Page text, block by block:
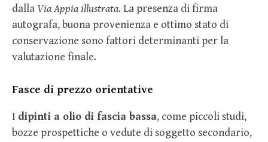
dalla Via Appia illustrata. La presenza di firma
autografa, buona provenienza e ottimo stato di
conservazione sono fattori determinanti per la
valutazione finale.
Fasce di prezzo orientative
I dipinti a olio di fascia bassa, come piccoli studi,
bozze prospettiche o vedute di soggetto secondario,